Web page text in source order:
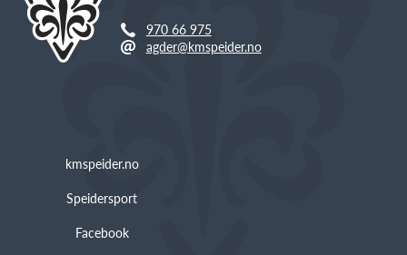
970 66 975
agder@kmspeider.no
kmspeider.no
Speidersport
Facebook